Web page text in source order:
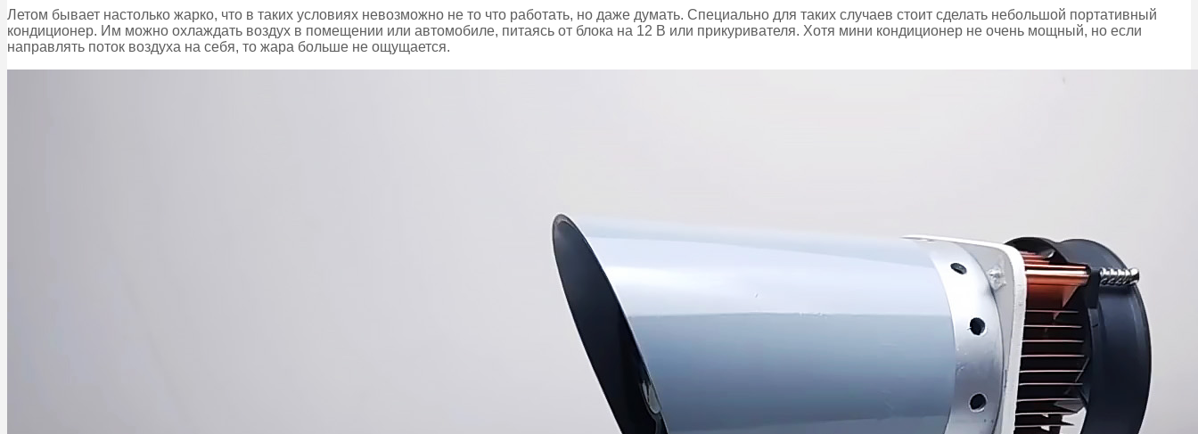
Летом бывает настолько жарко, что в таких условиях невозможно не то что работать, но даже думать. Специально для таких случаев стоит сделать небольшой портативный
кондиционер. Им можно охлаждать воздух в помещении или автомобиле, питаясь от блока на 12 В или прикуривателя. Хотя мини кондиционер не очень мощный, но если
направлять поток воздуха на себя, то жара больше не ощущается.